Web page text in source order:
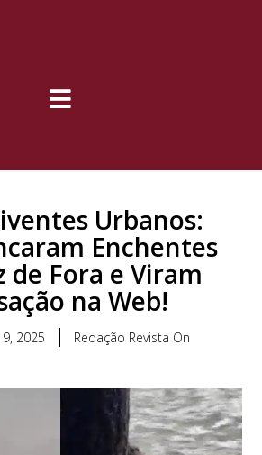
Urbanos:
Enchentes
de Fora e Viram
na Web!
2025 Redação Revista On